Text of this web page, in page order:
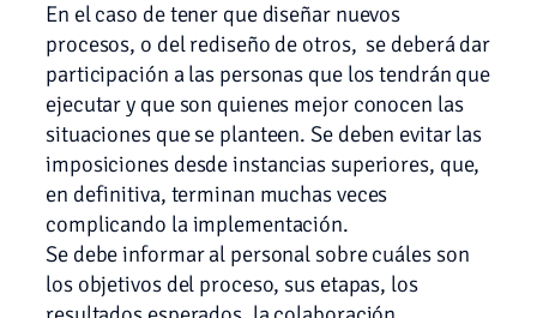
En el caso de tener que diseñar nuevos
procesos, o del rediseño de otros, se deberá dar
participación a las personas que los tendrán que
ejecutar y que son quienes mejor conocen las
situaciones que se planteen. Se deben evitar las
imposiciones desde instancias superiores, que,
en definitiva, terminan muchas veces
complicando la implementación.
Se debe informar al personal sobre cuáles son
los objetivos del proceso, sus etapas, los